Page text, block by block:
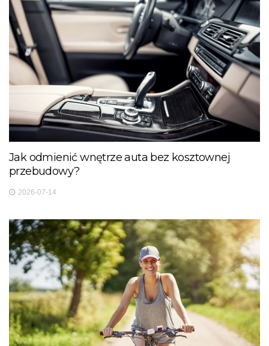
Jak odmienić wnętrze auta bez kosztownej
przebudowy?
2026-07-14